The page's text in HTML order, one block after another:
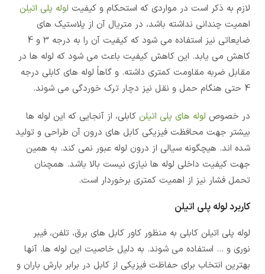
لازم به ذکر است در مواردی که استحکام و کیفیت لوله پلی اتیلن
اهمیت چندانی نداشته باشد، در متریال آن از پلاستیک های
ضایعاتی نیز استفاده می شود که کیفیت آن را به درجه 3 و 4
کاهش می یابد. این کاهش کیفیت باعث می شود که لوله ها در
مقابل ضربه مقاومت کمتری داشته. و گاهاً لوله های کابلی درجه
4 حتی هنگام حمل و نقل نیز دچار ترک خوردگی می شوند.
در خصوص لوله های پلی اتیلن کابلی، از آنجایی که این لوله ها
بیشتر جهت محافظت فیزیکی کابل های درون آن طراحی و تولید
شده اند. هیچگونه سیالی از درون لوله عبور نمی کند. به همین
جهت کیفیت داخلی لوله ها نیازی نیست بالا باشد. همچنان
تحمل فشار نیز از اهمیت کمتری برخوردار است.
کاربرد لوله پلی اتیلن
لوله پلی اتیلن کابلی به منظور کاور کابل های برق، تلفن، فیبر
نوری و … استفاده می شوند. به دلیل خاصیت این لوله ها. آنها
بهترین انتخاب برای حفاظت فیزیکی از کابل در برابر بارش باران و